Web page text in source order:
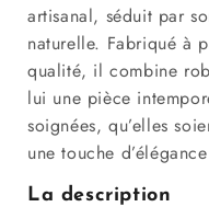
artisanal, séduit par
naturelle. Fabriqué à
qualité, il combine
lui une pièce
soignées, qu’elles
une touche
La description